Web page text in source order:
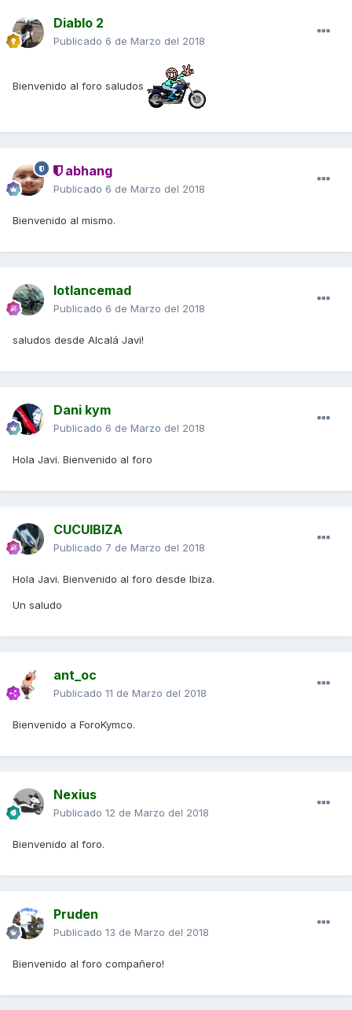
Diablo 2
Publicado 6 de Marzo del 2018
Bienvenido al foro saludos
abhang
Publicado 6 de Marzo del 2018
Bienvenido al mismo.
lotlancemad
Publicado 6 de Marzo del 2018
saludos desde Alcalá Javi!
Dani kym
Publicado 6 de Marzo del 2018
Hola Javi. Bienvenido al foro
CUCUIBIZA
Publicado 7 de Marzo del 2018
Hola Javi. Bienvenido al foro desde Ibiza.
Un saludo
ant_oc
Publicado 11 de Marzo del 2018
Bienvenido a ForoKymco.
Nexius
Publicado 12 de Marzo del 2018
Bienvenido al foro.
Pruden
Publicado 13 de Marzo del 2018
Bienvenido al foro compañero!